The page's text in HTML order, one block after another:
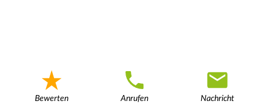
Bewerten Anrufen Nachricht